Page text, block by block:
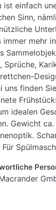
ist einfach
Sinn,
mehr
Sprüche,
uns finden
idealen
Gewicht